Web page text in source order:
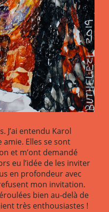
J’ai entendu Karol
Elles se sont
et m’ont demandé
eu l’idée de les inviter
en profondeur avec
mon invitation.
bien au-delà de
très enthousiastes !